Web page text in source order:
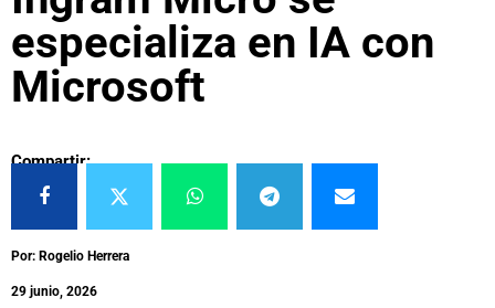
especializa en IA con
Microsoft
Compartir:
Por: Rogelio Herrera
29 junio, 2026